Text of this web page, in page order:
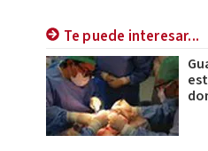
Te puede interesar...